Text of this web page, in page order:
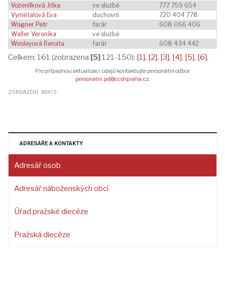
Voženílková Jitka
ve službě
777 759 654
Vymětalová Eva
duchovní
720 404 778
Wagner Petr
farář
608 066 406
Waller Veronika
ve službě
Wesleyová Renata
farář 608 434 442
Celkem: 161 (zobrazena [5] 121-150): [1], [2], [3], [4], [5], [6],
Pro případnou aktualizaci údajů kontaktujte personální odbor
personalni.pd@ccshpraha.cz.
ZOBRAZENÍ: 80413
ADRESÁŘE A KONTAKTY
Adresář osob
Adresář náboženských obcí
Úřad pražské diecéze
Pražská diecéze